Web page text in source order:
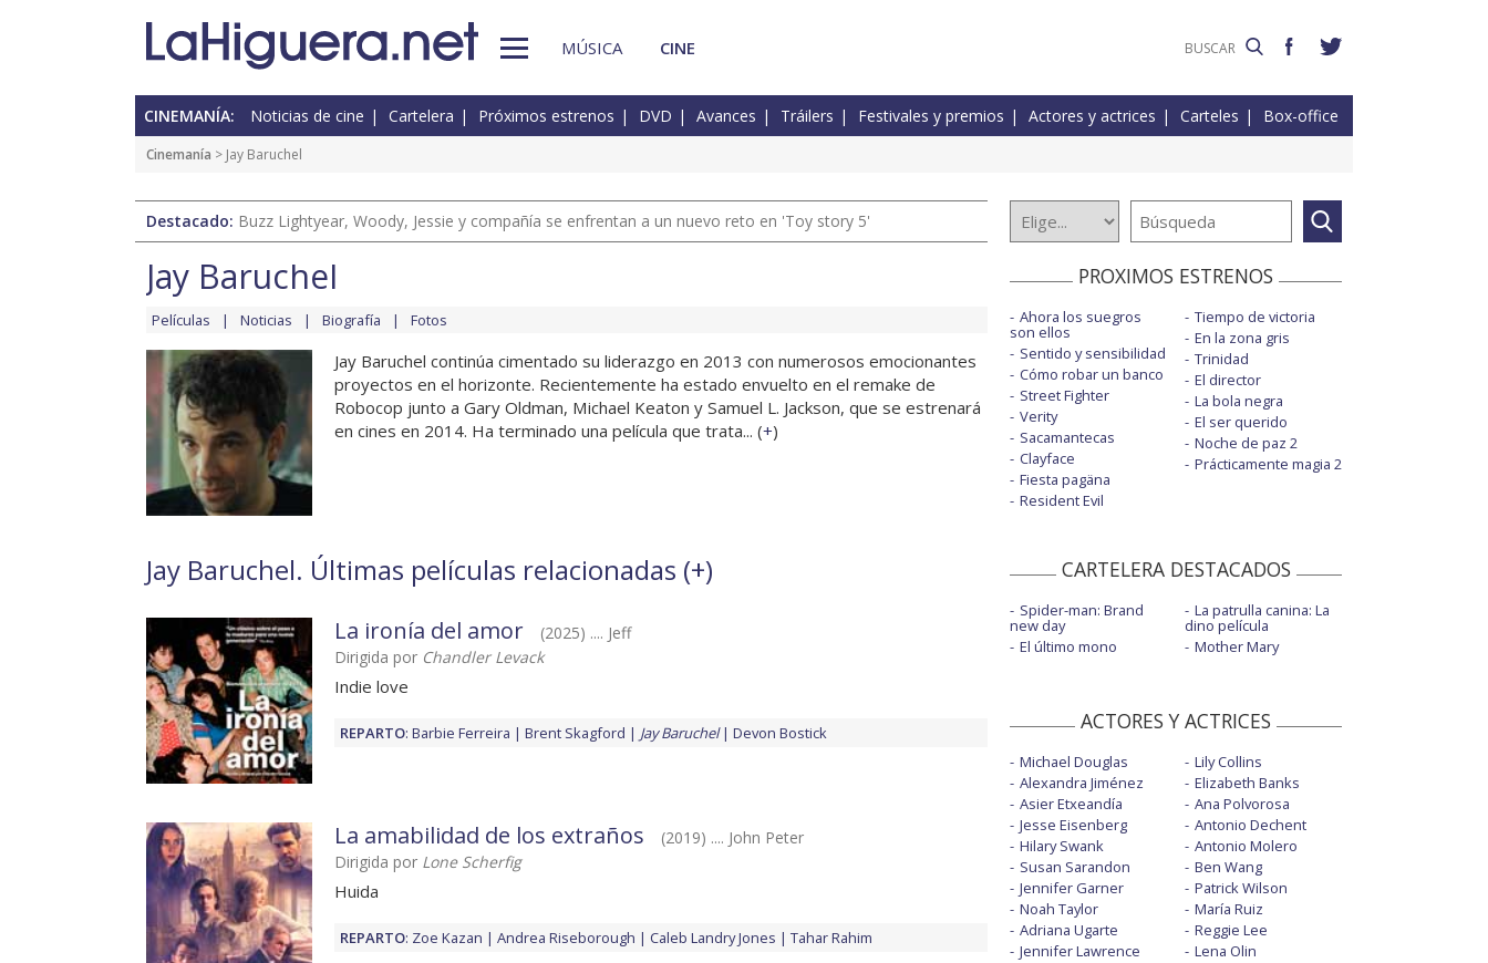
MÚSICA CINE
CINEMANÍA: Noticias de cine Cartelera Próximos estrenos DVD Avances Tráilers Festivales y premios Actores y actrices Carteles Box-office
Cinemanía > Jay Baruchel
Destacado: Buzz Lightyear, Woody, Jessie y compañía se enfrentan a un nuevo reto en 'Toy story 5'
Jay Baruchel
Películas Noticias Biografía Fotos
Jay Baruchel continúa cimentado su liderazgo en 2013 con numerosos emocionantes
proyectos en el horizonte. Recientemente ha estado envuelto en el remake de
Robocop junto a Gary Oldman, Michael Keaton y Samuel L. Jackson, que se estrenará
en cines en 2014. Ha terminado una película que trata... (+)
Jay Baruchel. Últimas películas relacionadas (+)
La ironía del amor
(2025) .... Jeff
Dirigida por Chandler Levack
Indie love
REPARTO: Barbie Ferreira Brent Skagford Jay Baruchel Devon Bostick
La amabilidad de los extraños
(2019) .... John Peter
Dirigida por Lone Scherfig
Huida
REPARTO: Zoe Kazan Andrea Riseborough Caleb Landry Jones Tahar Rahim
PROXIMOS ESTRENOS
Ahora los suegros
son ellos
Sentido y sensibilidad
Cómo robar un banco
Street Fighter
Verity
Sacamantecas
Clayface
Fiesta pagäna
Resident Evil
Tiempo de victoria
En la zona gris
Trinidad
El director
La bola negra
El ser querido
Noche de paz 2
Prácticamente magia 2
CARTELERA DESTACADOS
Spider-man: Brand
new day
El último mono
La patrulla canina: La
dino película
Mother Mary
ACTORES Y ACTRICES
Michael Douglas
Alexandra Jiménez
Asier Etxeandía
Jesse Eisenberg
Hilary Swank
Susan Sarandon
Jennifer Garner
Noah Taylor
Adriana Ugarte
Jennifer Lawrence
Lily Collins
Elizabeth Banks
Ana Polvorosa
Antonio Dechent
Antonio Molero
Ben Wang
Patrick Wilson
María Ruiz
Reggie Lee
Lena Olin